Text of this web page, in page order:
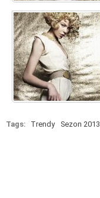
Tags: Trendy Sezon 2013